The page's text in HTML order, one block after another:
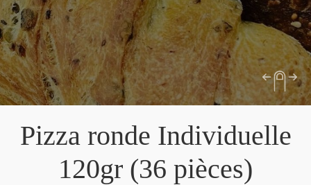
Pizza ronde Individuelle
120gr (36 pièces)